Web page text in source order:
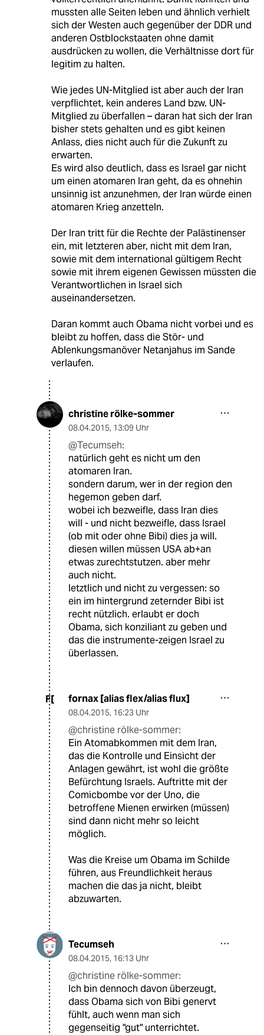
mussten alle Seiten leben und ähnlich verhielt
sich der Westen auch gegenüber der DDR und
anderen Ostblockstaaten ohne damit
ausdrücken zu wollen, die Verhältnisse dort für
legitim zu halten.
Wie jedes UN-Mitglied ist aber auch der Iran
verpflichtet, kein anderes Land bzw. UN-
Mitglied zu überfallen – daran hat sich der Iran
bisher stets gehalten und es gibt keinen
Anlass, dies nicht auch für die Zukunft zu
erwarten.
Es wird also deutlich, dass es Israel gar nicht
um einen atomaren Iran geht, da es ohnehin
unsinnig ist anzunehmen, der Iran würde einen
atomaren Krieg anzetteln.
Der Iran tritt für die Rechte der Palästinenser
ein, mit letzteren aber, nicht mit dem Iran,
sowie mit dem international gültigem Recht
sowie mit ihrem eigenen Gewissen müssten die
Verantwortlichen in Israel sich
auseinandersetzen.
Daran kommt auch Obama nicht vorbei und es
bleibt zu hoffen, dass die Stör- und
Ablenkungsmanöver Netanjahus im Sande
verlaufen.
christine rölke-sommer
08.04.2015, 13:09 Uhr
@Tecumseh:
natürlich geht es nicht um den
atomaren Iran.
sondern darum, wer in der region den
hegemon geben darf.
wobei ich bezweifle, dass Iran dies
will - und nicht bezweifle, dass Israel
(ob mit oder ohne Bibi) dies ja will.
diesen willen müssen USA ab+an
etwas zurechtstutzen. aber mehr
auch nicht.
letztlich und nicht zu vergessen: so
ein im hintergrund zeternder Bibi ist
recht nützlich. erlaubt er doch
Obama, sich konziliant zu geben und
das die instrumente-zeigen Israel zu
überlassen.
F[ fornax [alias flex/alias flux]
08.04.2015, 16:23 Uhr
@christine rölke-sommer:
Ein Atomabkommen mit dem Iran,
das die Kontrolle und Einsicht der
Anlagen gewährt, ist wohl die größte
Befürchtung Israels. Auftritte mit der
Comicbombe vor der Uno, die
betroffene Mienen erwirken (müssen)
sind dann nicht mehr so leicht
möglich.
Was die Kreise um Obama im Schilde
führen, aus Freundlichkeit heraus
machen die das ja nicht, bleibt
abzuwarten.
Tecumseh
08.04.2015, 16:13 Uhr
@christine rölke-sommer:
Ich bin dennoch davon überzeugt,
dass Obama sich von Bibi genervt
fühlt, auch wenn man sich
gegenseitig "gut" unterrichtet.